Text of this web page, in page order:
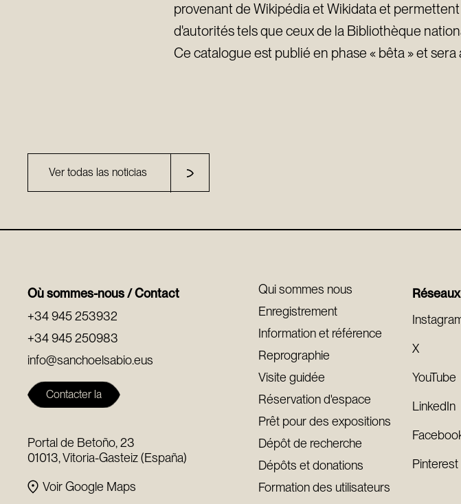
provenant de Wikipédia et Wikidata et
d'autorités tels que ceux de la Bibliothèque
Ce catalogue est publié en phase « bêta » et
Ver todas las noticias
Où sommes-nous / Contact
+34 945 253932
+34 945 250983
info@sanchoelsabio.eus
Contacter la
Portal de Betoño, 23
01013, Vitoria-Gasteiz (España)
Voir Google Maps
Qui sommes nous
Enregistrement
Information et référence
Reprographie
Visite guidée
Réservation d'espace
Prêt pour des expositions
Dépôt de recherche
Dépôts et donations
Formation des utilisateurs
X
YouTube
LinkedIn
Pinterest